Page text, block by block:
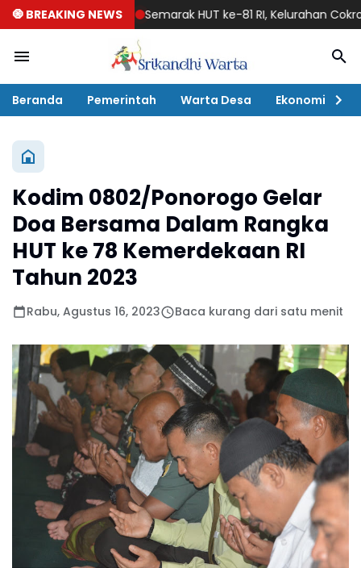
🧿 BREAKING NEWSSemarak HUT ke-81 RI, Kelurahan
Beranda Pemerintah Warta Desa Ekonomi
Kodim 0802/Ponorogo Gelar
Doa Bersama Dalam Rangka
HUT ke 78 Kemerdekaan RI
Tahun 2023
Rabu, Agustus 16, 2023 Baca kurang dari satu menit